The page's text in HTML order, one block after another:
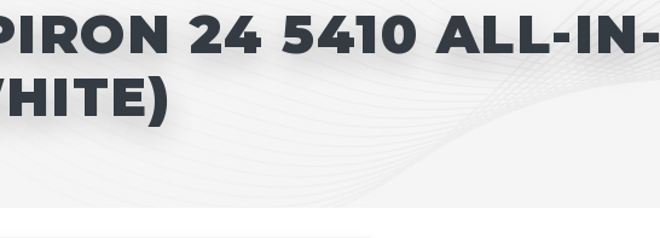
24 5410 ALL-